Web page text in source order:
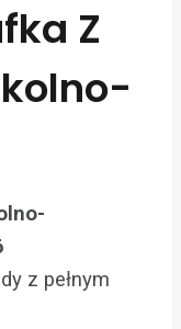
Z
z pełnym